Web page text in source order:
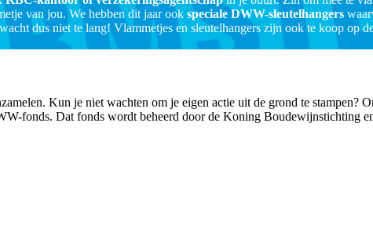
van jou. We hebben dit jaar ook speciale DWW-sleutelhangers
dus niet te lang! Vlammetjes en sleutelhangers zijn ook te koop op
Kun je niet wachten om je eigen actie uit de grond te stampen?
fonds. Dat fonds wordt beheerd door de Koning Boudewijnstichting